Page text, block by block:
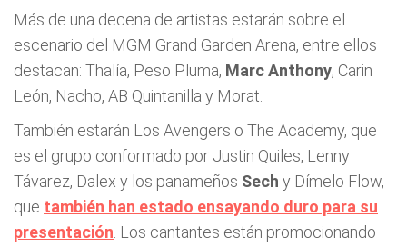
Más de una decena de artistas estarán sobre el
escenario del MGM Grand Garden Arena, entre ellos
destacan: Thalía, Peso Pluma, Marc Anthony, Carin
León, Nacho, AB Quintanilla y Morat.
También estarán Los Avengers o The Academy, que
es el grupo conformado por Justin Quiles, Lenny
Távarez, Dalex y los panameños Sech y Dímelo Flow,
que también han estado ensayando duro para su
presentación . Los cantantes están promocionando